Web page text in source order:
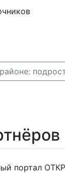
портал